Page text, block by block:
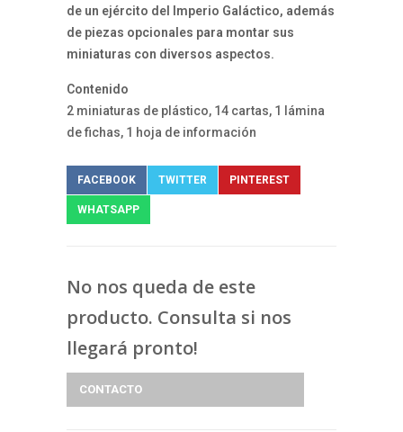
de un ejército del Imperio Galáctico, además
de piezas opcionales para montar sus
miniaturas con diversos aspectos.
Contenido
2 miniaturas de plástico, 14 cartas, 1 lámina
de fichas, 1 hoja de información
FACEBOOK TWITTER PINTEREST
WHATSAPP
No nos queda de este
producto. Consulta si nos
llegará pronto!
CONTACTO